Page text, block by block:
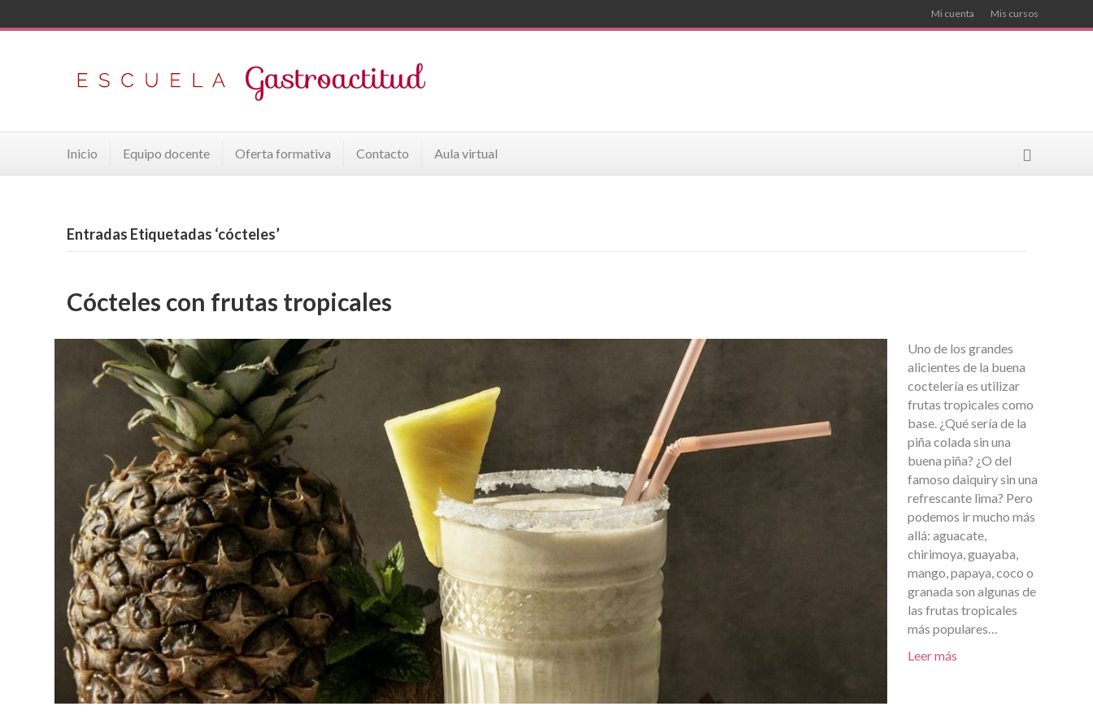
Mi cuenta Mis cursos
Inicio Equipo docente Oferta formativa Contacto Aula virtual
Entradas Etiquetadas ‘cócteles’
Cócteles con frutas tropicales
Uno de los grandes
alicientes de la buena
coctelería es utilizar
frutas tropicales como
base. ¿Qué sería de la
piña colada sin una
buena piña? ¿O del
famoso daiquiry sin una
refrescante lima? Pero
podemos ir mucho más
allá: aguacate,
chirimoya, guayaba,
mango, papaya, coco o
granada son algunas de
las frutas tropicales
más populares…
Leer más